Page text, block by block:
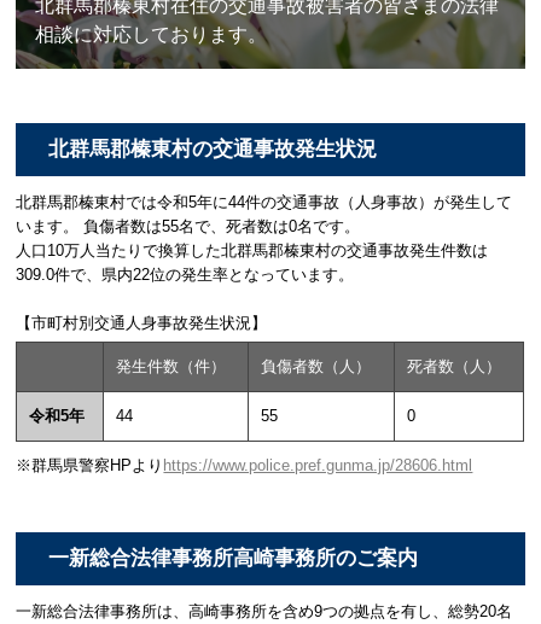
北群馬郡榛東村在住の交通事故被害者の皆さまの法律
相談に対応しております。
北群馬郡榛東村の交通事故発生状況
北群馬郡榛東村では令和5年に44件の交通事故（人身事故）が発生して
います。 負傷者数は55名で、死者数は0名です。
人口10万人当たりで換算した北群馬郡榛東村の交通事故発生件数は
309.0件で、県内22位の発生率となっています。
【市町村別交通人身事故発生状況】
発生件数（件） 負傷者数（人） 死者数（人）
令和5年 44 55 0
※群馬県警察HPより https://www.police.pref.gunma.jp/28606.html
一新総合法律事務所高崎事務所のご案内
一新総合法律事務所は、高崎事務所を含め9つの拠点を有し、総勢20名